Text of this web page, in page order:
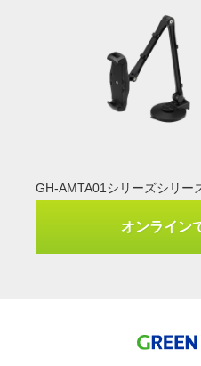
GH-AMTA01シリーズシリー
オンライン